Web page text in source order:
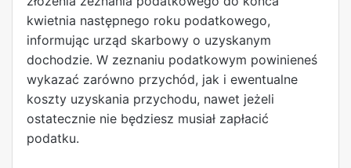
kwietnia następnego roku podatkowego,
informując urząd skarbowy o uzyskanym
dochodzie. W zeznaniu podatkowym powinieneś
wykazać zarówno przychód, jak i ewentualne
koszty uzyskania przychodu, nawet jeżeli
ostatecznie nie będziesz musiał zapłacić
podatku.